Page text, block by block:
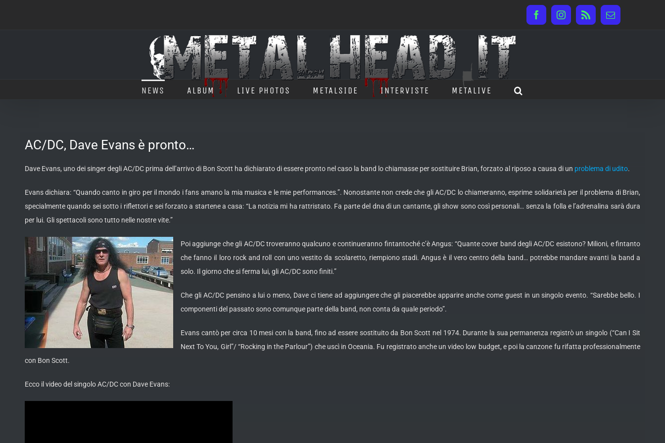
FacebookInstagram
Rss Email
NEWS ALBUM LIVE PHOTOS METALSIDE INTERVISTE METALIVE
AC/DC, Dave Evans è pronto…
Dave Evans, uno dei singer degli AC/DC prima dell’arrivo di Bon Scott ha dichiarato di essere pronto nel caso la band lo chiamasse per sostituire Brian, forzato al riposo a causa di un problema di udito.
Evans dichiara: “Quando canto in giro per il mondo i fans amano la mia musica e le mie performances.”. Nonostante non crede che gliAC/DC lo chiameranno, esprime solidarietà per il problema di Brian,
specialmente quando sei sotto i riflettori e sei forzato a startene a casa: “La notizia mi ha rattristato. Fa parte del dna di un cantante, gli show sono così personali… senza la folla e l’adrenalina sarà dura
per lui. Gli spettacoli sono tutto nelle nostre vite.”
Poi aggiunge che gli AC/DC troveranno qualcuno e continueranno fintantoché c’è Angus: “Quante cover band degli AC/DC esistono? Milioni, e fintanto
che fanno il loro rock and roll con uno vestito da scolaretto, riempiono stadi. Angus è il vero centro della band… potrebbe mandare avanti la band a
solo. Il giorno che si ferma lui, gli AC/DC sono finiti.”
Che gli AC/DC pensino a lui o meno, Dave ci tiene ad aggiungere che gli piacerebbe apparire anche come guest in un singolo evento. “Sarebbe bello. I
componenti del passato sono comunque parte della band, non conta da quale periodo”.
Evans cantò per circa 10 mesi con la band, fino ad essere sostituito da Bon Scott nel 1974. Durante la sua permanenza registrò un singolo (“Can I Sit
Next To You, Girl”/ “Rocking in the Parlour”) che uscì in Oceania. Fu registrato anche un video low budget, e poi la canzone fu rifatta professionalmente
con Bon Scott.
Ecco il video del singolo AC/DC con Dave Evans: